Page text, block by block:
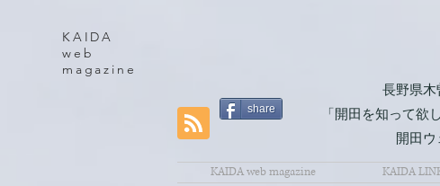
KAIDA
web
magazine
share
長野県木
「開田を知って欲
開田
KAIDA web magazine KAIDA